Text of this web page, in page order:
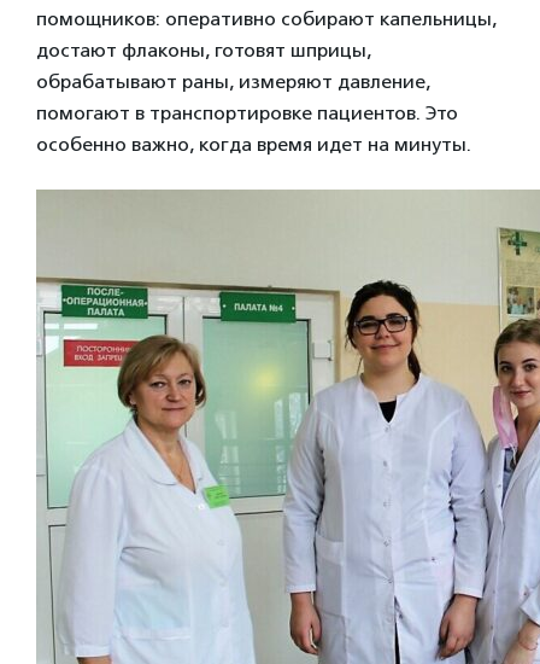
помощников: оперативно собирают капельницы,
достают флаконы, готовят шприцы,
обрабатывают раны, измеряют давление,
помогают в транспортировке пациентов. Это
особенно важно, когда время идет на минуты.